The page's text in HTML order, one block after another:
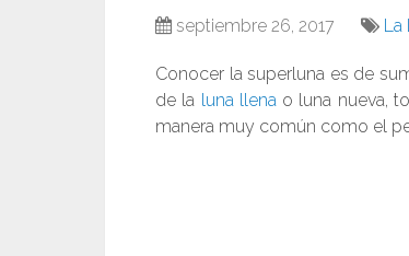
septiembre 26, 2017 La
Conocer la superluna es de
de la luna llenao luna nueva,
manera muy común como el